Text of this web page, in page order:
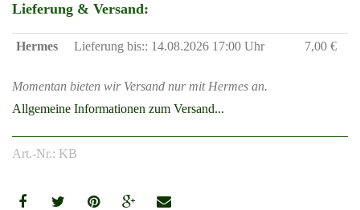
Lieferung & Versand:
Hermes Lieferung bis:: 14.08.2026 17:00 Uhr 7,00 €
Momentan bieten wir Versand nur mit Hermes an.
Allgemeine Informationen zum Versand...
Art.-Nr.: KB